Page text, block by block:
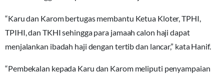
“Karu dan Karom bertugas membantu Ketua Kloter, TPHI,
TPIHI, dan TKHI sehingga para jamaah calon haji dapat
menjalankan ibadah haji dengan tertib dan lancar,” kata Hanif.
“Pembekalan kepada Karu dan Karom meliputi penyampaian